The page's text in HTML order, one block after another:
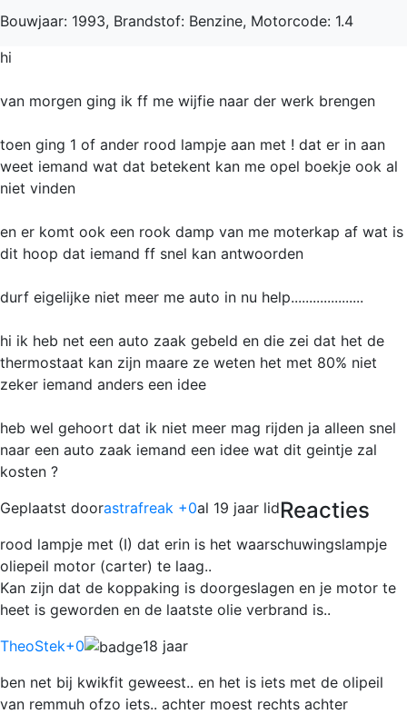
Bouwjaar: 1993, Brandstof: Benzine, Motorcode: 1.4
hi
van morgen ging ik ff me wijfie naar der werk brengen
toen ging 1 of ander rood lampje aan met ! dat er in aan
weet iemand wat dat betekent kan me opel boekje ook al
niet vinden
en er komt ook een rook damp van me moterkap af wat is
dit hoop dat iemand ff snel kan antwoorden
durf eigelijke niet meer me auto in nu help....................
hi ik heb net een auto zaak gebeld en die zei dat het de
thermostaat kan zijn maare ze weten het met 80% niet
zeker iemand anders een idee
heb wel gehoort dat ik niet meer mag rijden ja alleen snel
naar een auto zaak iemand een idee wat dit geintje zal
kosten ?
Geplaatst doorastrafreak +0al 19 jaar lidReacties
rood lampje met (I) dat erin is het waarschuwingslampje
oliepeil motor (carter) te laag..
Kan zijn dat de koppaking is doorgeslagen en je motor te
heet is geworden en de laatste olie verbrand is..
TheoStek+0
18 jaar
ben net bij kwikfit geweest.. en het is iets met de olipeil
van remmuh ofzo iets.. achter moest rechts achter